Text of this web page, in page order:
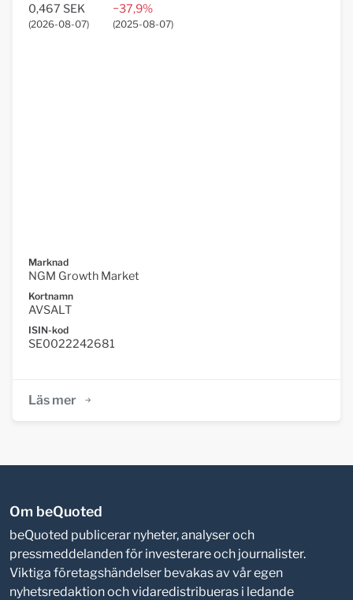
0,467 SEK
(2026-08-07)
−37,9%
(2025-08-07)
Marknad
NGM Growth Market
Kortnamn
AVSALT
ISIN-kod
SE0022242681
Läs mer
Om beQuoted
beQuoted publicerar nyheter, analyser och
pressmeddelanden för investerare och journalister.
Viktiga företagshändelser bevakas av vår egen
nyhetsredaktion och vidaredistribueras i ledande